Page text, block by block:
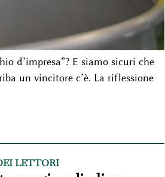
d’impresa”? E siamo sicuri che
un vincitore c’è. La riflessione
LETTORI